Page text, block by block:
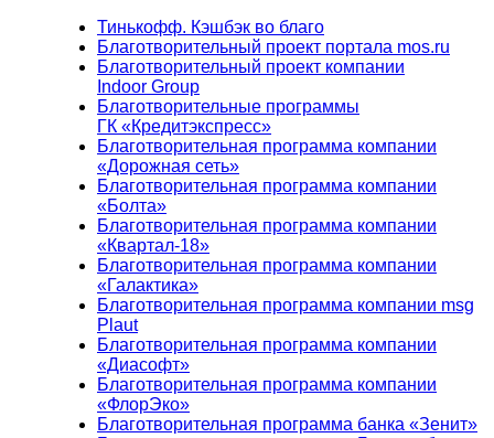
Тинькофф. Кэшбэк во благо
Благотворительный проект портала mos.ru
Благотворительный проект компании
Indoor Group
Благотворительные программы
ГК «Кредитэкспресс»
Благотворительная программа компании
«Дорожная сеть»
Благотворительная программа компании
«Болта»
Благотворительная программа компании
«Квартал-18»
Благотворительная программа компании
«Галактика»
Благотворительная программа компании msg
Plaut
Благотворительная программа компании
«Диасофт»
Благотворительная программа компании
«ФлорЭко»
Благотворительная программа банка «Зенит»